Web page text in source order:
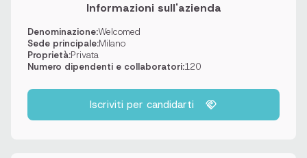
Informazioni sull'azienda
Denominazione:Welcomed
Sede principale:Milano
Proprietà:Privata
Numero dipendenti e collaboratori:120
Iscriviti per candidarti